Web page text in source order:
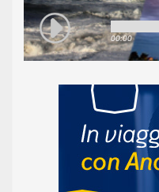
00:00